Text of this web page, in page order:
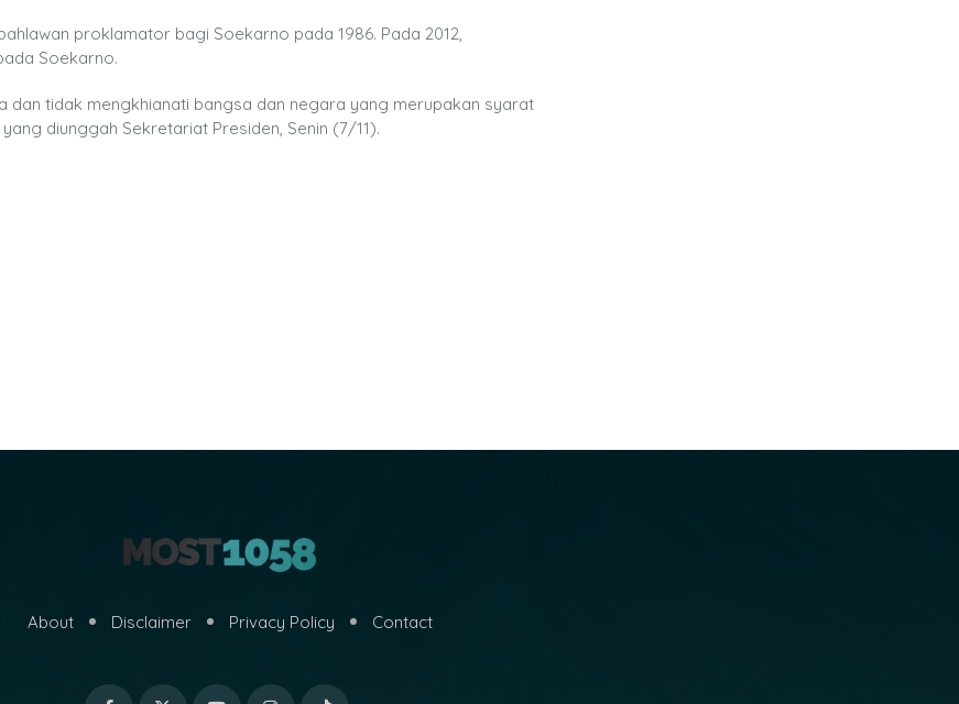
proklamator bagi Soekarno pada 1986. Pada 2012,
Soekarno.
dan tidak mengkhianati bangsa dan negara yang merupakan syarat
diunggah Sekretariat Presiden, Senin (7/11).
About Disclaimer Privacy Policy Contact